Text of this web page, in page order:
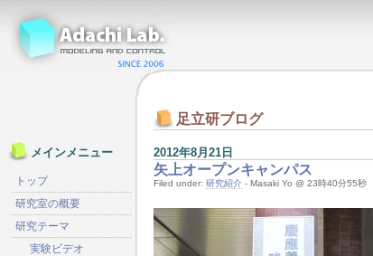
足立研ブログ
2012年8月21日
矢上オープンキャンパス
Filed under: 研究紹介 - Masaki Yo @ 23時40分55秒
メインメニュー
トップ
研究室の概要
研究テーマ
実験ビデオ